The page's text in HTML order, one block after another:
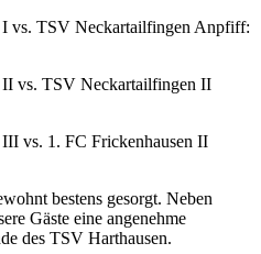
vs. TSV Neckartailfingen Anpfiff:
vs. TSV Neckartailfingen II
vs. 1. FC Frickenhausen II
bestens gesorgt. Neben
Gäste eine angenehme
des TSV Harthausen.